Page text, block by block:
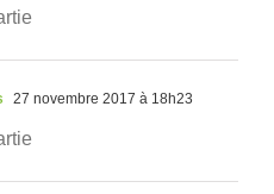
27 novembre 2017 à 18h23